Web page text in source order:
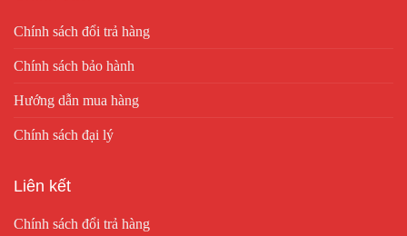
Chính sách đổi trả hàng
Chính sách bảo hành
Hướng dẫn mua hàng
Chính sách đại lý
Liên kết
Chính sách đổi trả hàng